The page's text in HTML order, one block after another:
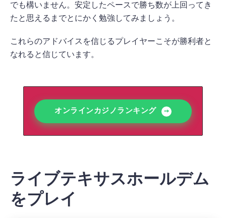
でも構いません。安定したペースで勝ち数が上回ってき
たと思えるまでとにかく勉強してみましょう。
これらのアドバイスを信じるプレイヤーこそが勝利者と
なれると信じています。
オンラインカジノランキング
ライブテキサスホールデム
をプレイ